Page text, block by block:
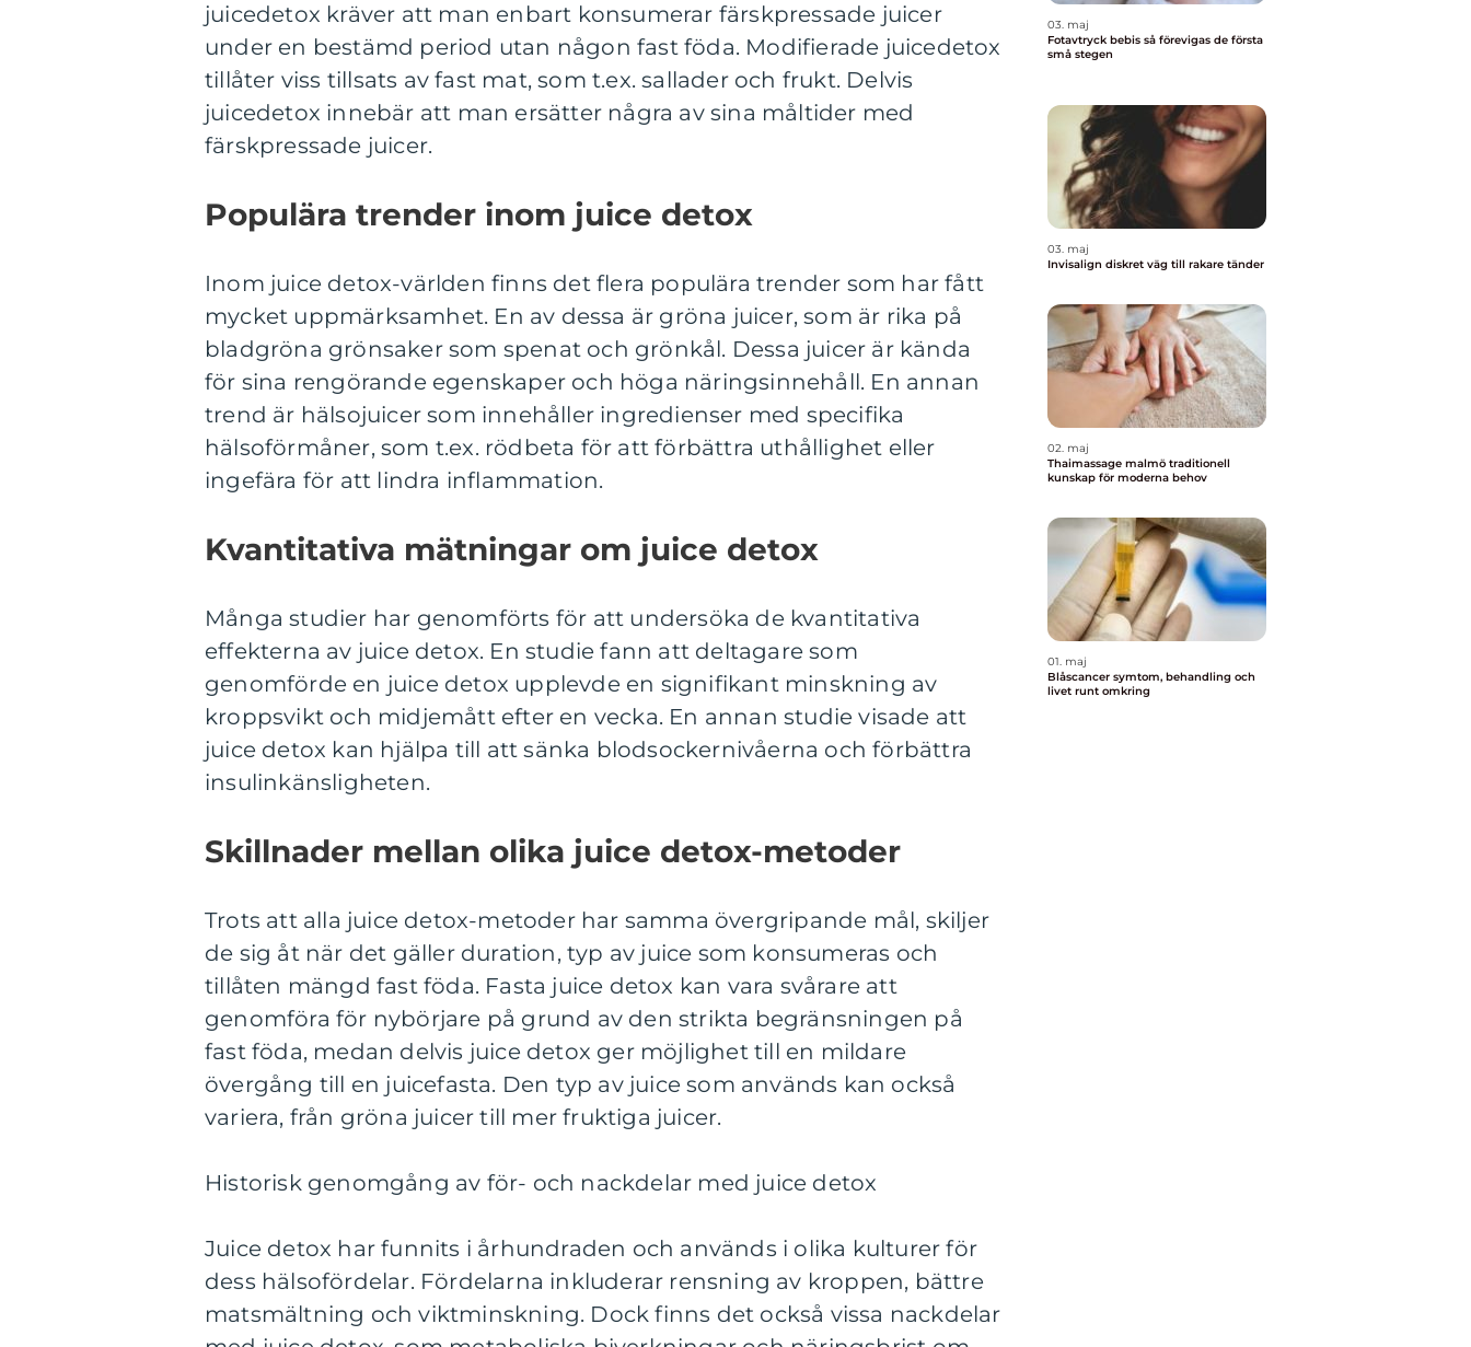
juicedetox kräver att man enbart konsumerar färskpressade juicer
under en bestämd period utan någon fast föda. Modifierade juicedetox
tillåter viss tillsats av fast mat, som t.ex. sallader och frukt. Delvis
juicedetox innebär att man ersätter några av sina måltider med
färskpressade juicer.
Populära trender inom juice detox
Inom juice detox-världen finns det flera populära trender som har fått
mycket uppmärksamhet. En av dessa är gröna juicer, som är rika på
bladgröna grönsaker som spenat och grönkål. Dessa juicer är kända
för sina rengörande egenskaper och höga näringsinnehåll. En annan
trend är hälsojuicer som innehåller ingredienser med specifika
hälsoförmåner, som t.ex. rödbeta för att förbättra uthållighet eller
ingefära för att lindra inflammation.
Kvantitativa mätningar om juice detox
Många studier har genomförts för att undersöka de kvantitativa
effekterna av juice detox. En studie fann att deltagare som
genomförde en juice detox upplevde en signifikant minskning av
kroppsvikt och midjemått efter en vecka. En annan studie visade att
juice detox kan hjälpa till att sänka blodsockernivåerna och förbättra
insulinkänsligheten.
Skillnader mellan olika juice detox-metoder
Trots att alla juice detox-metoder har samma övergripande mål, skiljer
de sig åt när det gäller duration, typ av juice som konsumeras och
tillåten mängd fast föda. Fasta juice detox kan vara svårare att
genomföra för nybörjare på grund av den strikta begränsningen på
fast föda, medan delvis juice detox ger möjlighet till en mildare
övergång till en juicefasta. Den typ av juice som används kan också
variera, från gröna juicer till mer fruktiga juicer.
Historisk genomgång av för- och nackdelar med juice detox
Juice detox har funnits i århundraden och används i olika kulturer för
dess hälsofördelar. Fördelarna inkluderar rensning av kroppen, bättre
matsmältning och viktminskning. Dock finns det också vissa nackdelar
03. maj
Fotavtryck bebis så förevigas de första
små stegen
03. maj
Invisalign diskret väg till rakare tänder
02. maj
Thaimassage malmö traditionell
kunskap för moderna behov
01. maj
Blåscancer symtom, behandling och
livet runt omkring